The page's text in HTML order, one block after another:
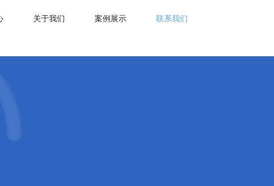
关于我们 案例展示 联系我们